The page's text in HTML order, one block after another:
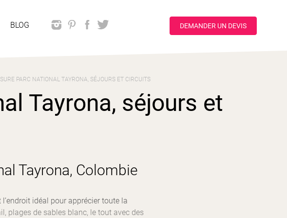
BLOG DEMANDER UN DEVIS
PARC NATIONAL TAYRONA, SÉJOURS ET CIRCUITS
Tayrona, séjours et
Tayrona, Colombie
l’endroit idéal pour apprécier toute la
plages de sables blanc, le tout avec des